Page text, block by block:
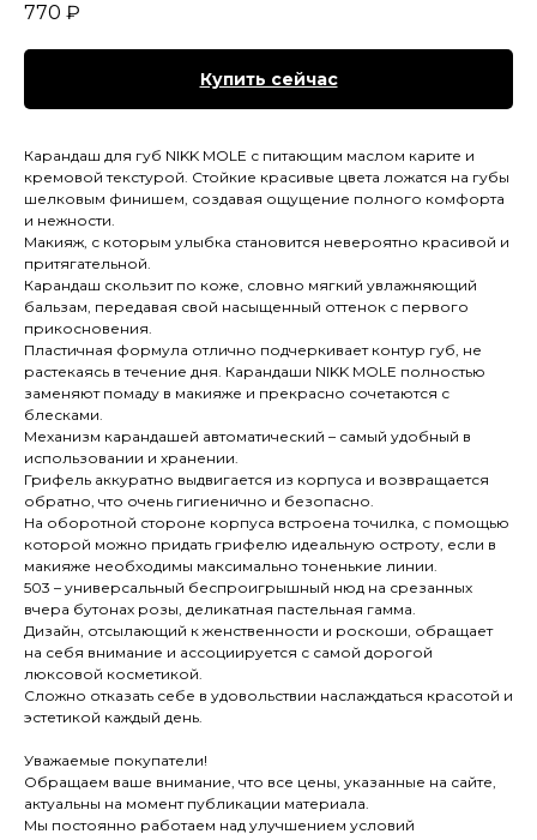
770 ₽
Купить сейчас
Карандаш для губ NIKK MOLE с питающим маслом карите и
кремовой текстурой. Стойкие красивые цвета ложатся на губы
шелковым финишем, создавая ощущение полного комфорта
и нежности.
Макияж, с которым улыбка становится невероятно красивой и
притягательной.
Карандаш скользит по коже, словно мягкий увлажняющий
бальзам, передавая свой насыщенный оттенок с первого
прикосновения.
Пластичная формула отлично подчеркивает контур губ, не
растекаясь в течение дня. Карандаши NIKK MOLE полностью
заменяют помаду в макияже и прекрасно сочетаются с
блесками.
Механизм карандашей автоматический – самый удобный в
использовании и хранении.
Грифель аккуратно выдвигается из корпуса и возвращается
обратно, что очень гигиенично и безопасно.
На оборотной стороне корпуса встроена точилка, с помощью
которой можно придать грифелю идеальную остроту, если в
макияже необходимы максимально тоненькие линии.
503 – универсальный беспроигрышный нюд на срезанных
вчера бутонах розы, деликатная пастельная гамма.
Дизайн, отсылающий к женственности и роскоши, обращает
на себя внимание и ассоциируется с самой дорогой
люксовой косметикой.
Сложно отказать себе в удовольствии наслаждаться красотой и
эстетикой каждый день.
Уважаемые покупатели!
Обращаем ваше внимание, что все цены, указанные на сайте,
актуальны на момент публикации материала.
Мы постоянно работаем над улучшением условий